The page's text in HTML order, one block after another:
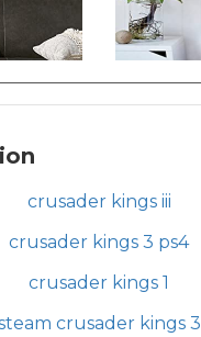
crusader kings iii
crusader kings 3 ps4
crusader kings 1
crusader kings 3